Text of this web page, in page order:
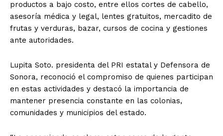
productos a bajo costo, entre ellos cortes de cabello,
asesoría médica y legal, lentes gratuitos, mercadito de
frutas y verduras, bazar, cursos de cocina y gestiones
ante autoridades.
Lupita Soto. presidenta del PRI estatal y Defensora de
Sonora, reconoció el compromiso de quienes participan
en estas actividades y destacó la importancia de
mantener presencia constante en las colonias,
comunidades y municipios del estado.